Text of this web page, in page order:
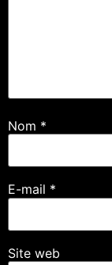
Nom *
E-mail *
Site web